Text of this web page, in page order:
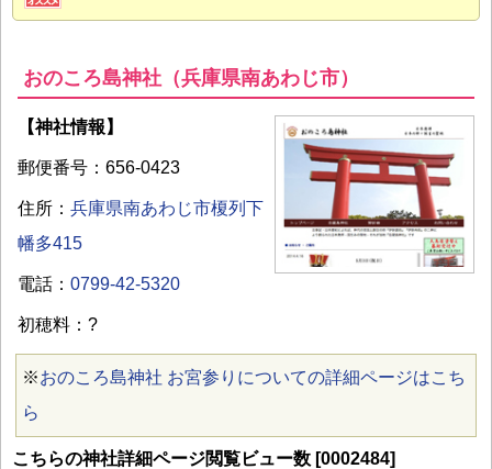
おのころ島神社（兵庫県南あわじ市）
【神社情報】
郵便番号：656-0423
住所： 兵庫県南あわじ市榎列下
幡多415
電話： 0799-42-5320
初穂料：?
※おのころ島神社 お宮参りについての詳細ページはこち
ら
こちらの神社詳細ページ閲覧ビュー数 [0002484]